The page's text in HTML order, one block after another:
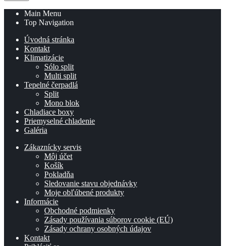
Main Menu
Top Navigation
Úvodná stránka
Kontakt
Klimatizácie
Sólo split
Multi split
Tepelné čerpadlá
Split
Mono blok
Chladiace boxy
Priemyselné chladenie
Galéria
Zákaznícky servis
Môj účet
Košík
Pokladňa
Sledovanie stavu objednávky
Moje obľúbené produkty
Informácie
Obchodné podmienky
Zásady používania súborov cookie (EÚ)
Zásady ochrany osobných údajov
Kontakt